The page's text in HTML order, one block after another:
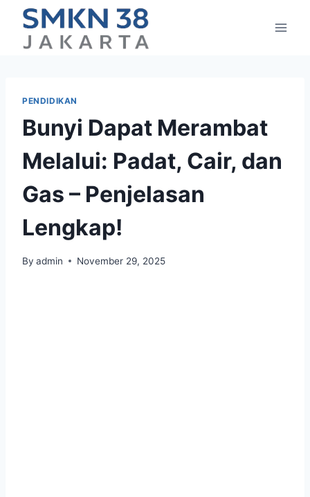
content
PENDIDIKAN
Bunyi Dapat Merambat
Melalui: Padat, Cair, dan
Gas – Penjelasan
Lengkap!
By admin November 29, 2025